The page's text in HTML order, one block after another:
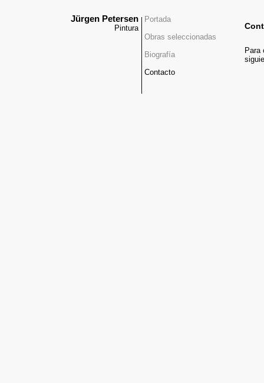
Jürgen Petersen
Pintura
Portada
Obras seleccionadas
Biografía
Contacto
Para